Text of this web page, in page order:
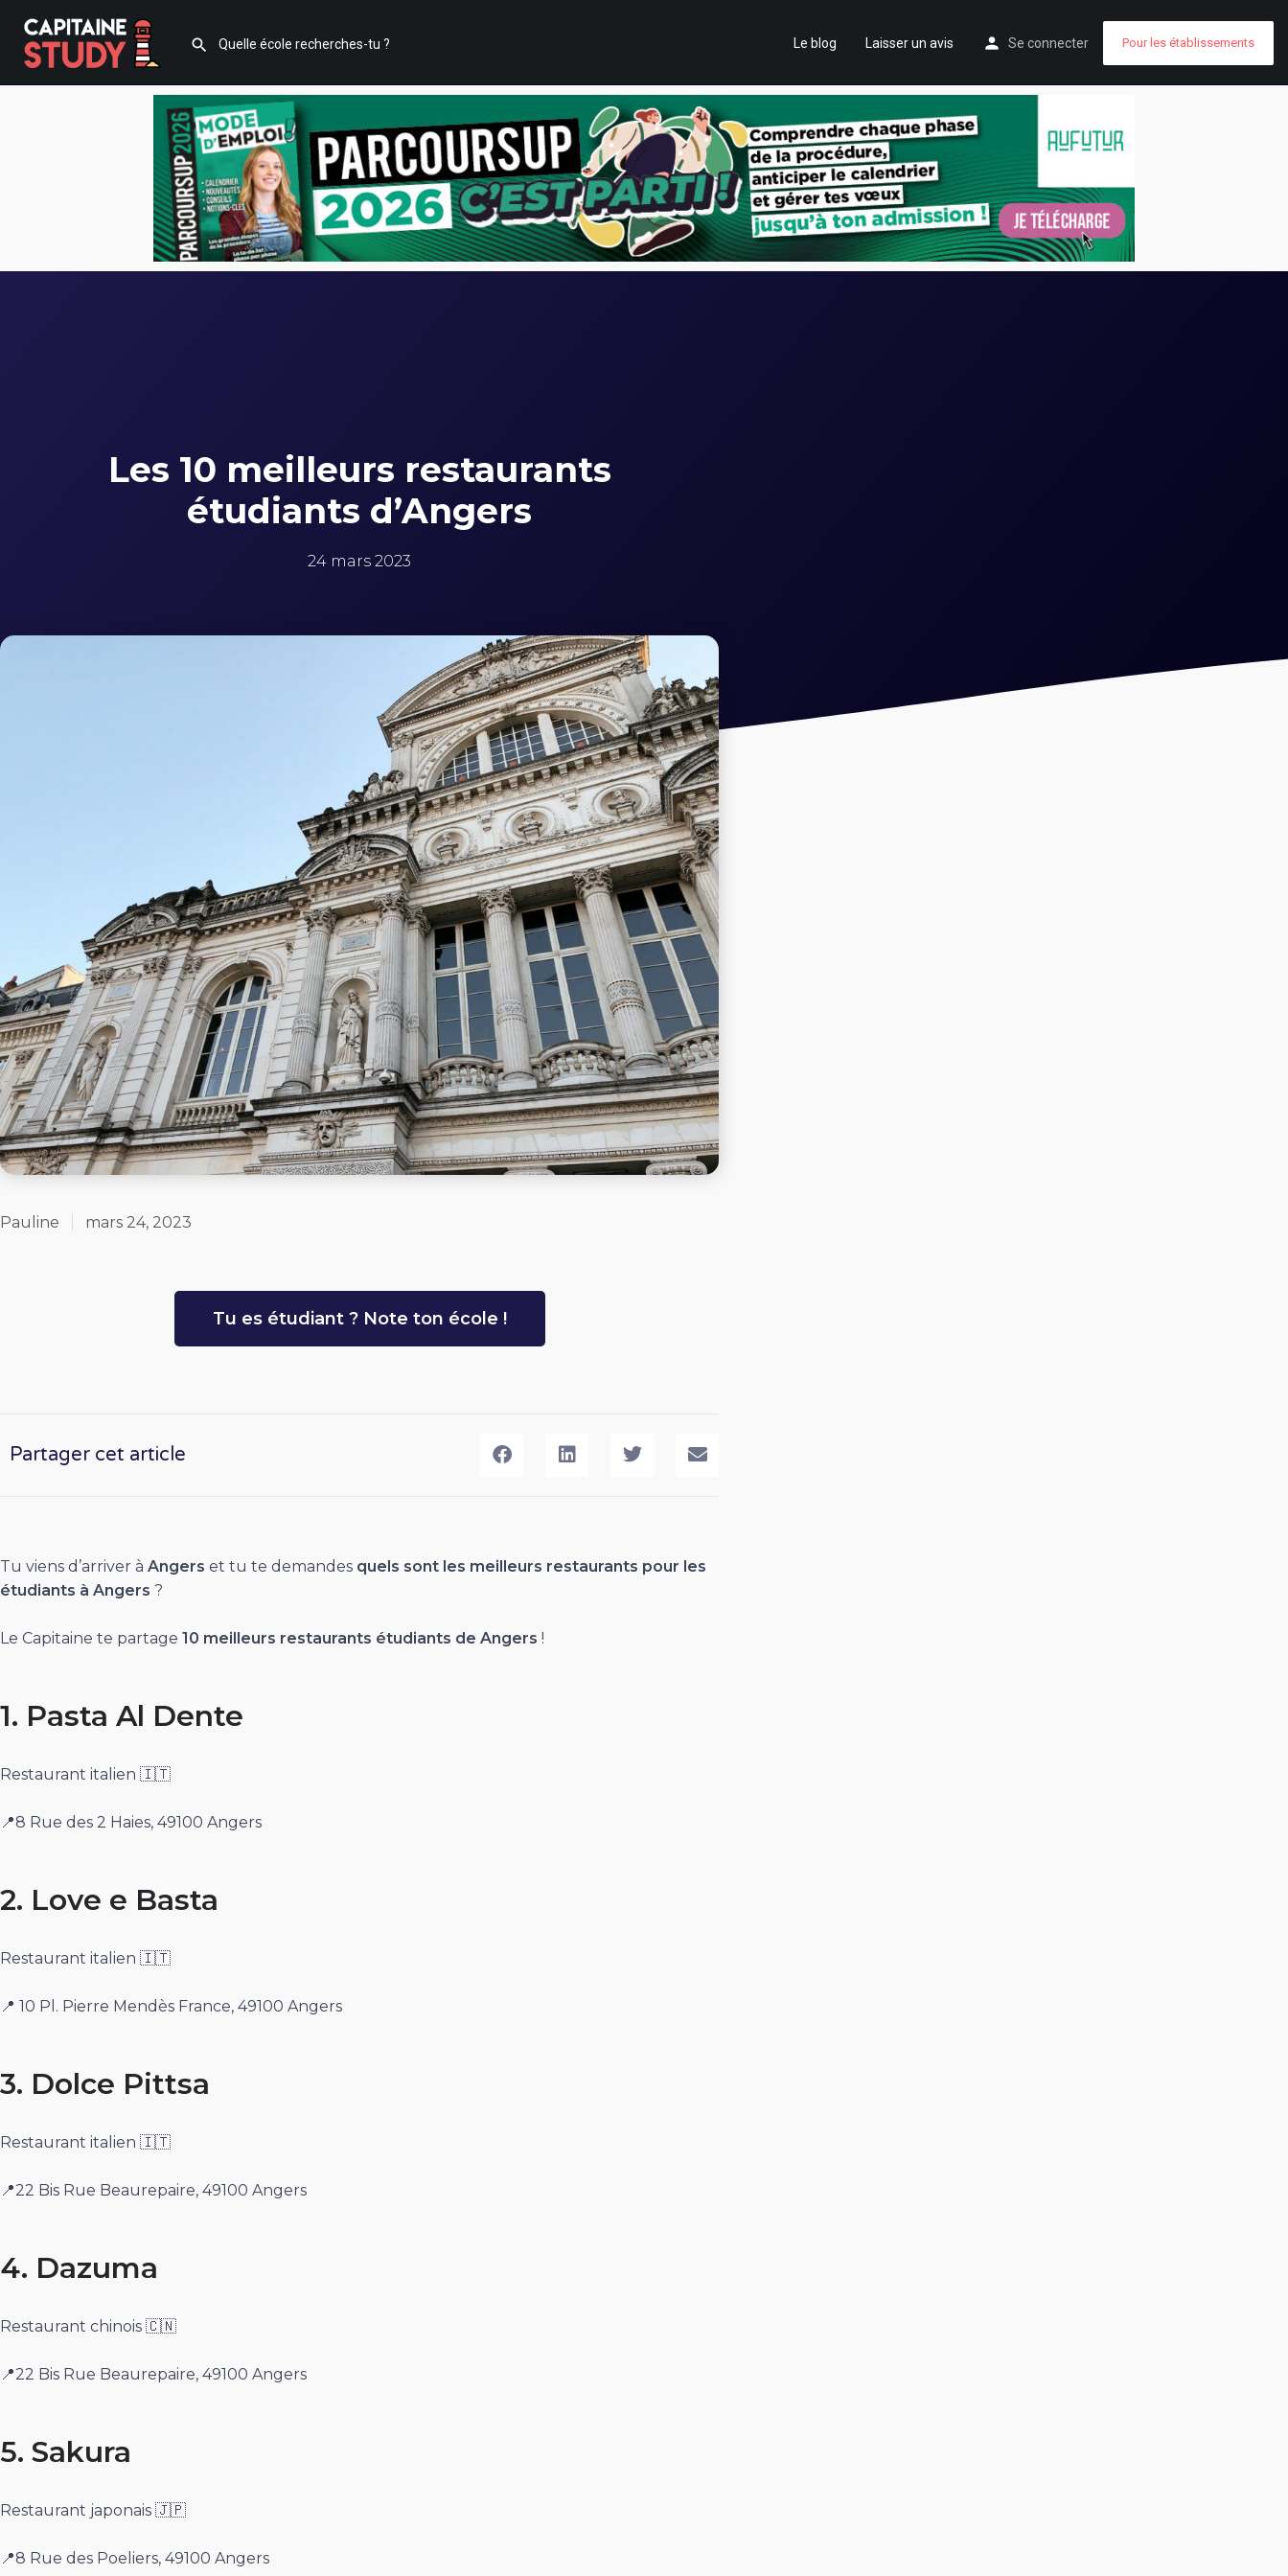
Le blog Laisser un avis Se connecter Pour les établissements
Les 10 meilleurs restaurants
étudiants d’Angers
24 mars 2023
Pauline mars 24, 2023
Tu es étudiant ? Note ton école !
Partager cet article
Tu viens d’arriver à Angers et tu te demandes quels sont les meilleurs restaurants pour les
étudiants à Angers ?
Le Capitaine te partage 10 meilleurs restaurants étudiants de Angers !
1. Pasta Al Dente
Restaurant italien 🇮🇹
📍8 Rue des 2 Haies, 49100 Angers
2. Love e Basta
Restaurant italien 🇮🇹
📍 10 Pl. Pierre Mendès France, 49100 Angers
3. Dolce Pittsa
Restaurant italien 🇮🇹
📍22 Bis Rue Beaurepaire, 49100 Angers
4. Dazuma
Restaurant chinois 🇨🇳
📍22 Bis Rue Beaurepaire, 49100 Angers
5. Sakura
Restaurant japonais 🇯🇵
📍8 Rue des Poeliers, 49100 Angers